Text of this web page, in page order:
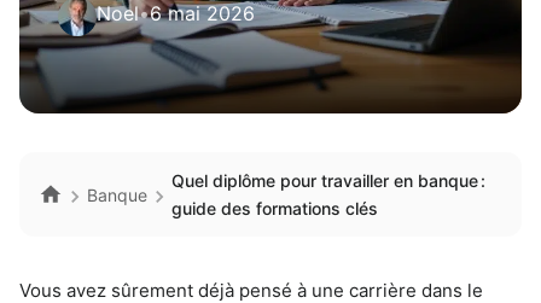
Noel•6 mai 2026
Banque
Quel diplôme pour travailler en banque :
guide des formations clés
Vous avez sûrement déjà pensé à une carrière dans le